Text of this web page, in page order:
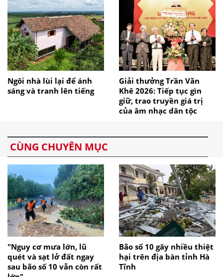
Ngôi nhà lùi lại để ánh
sáng và tranh lên tiếng
Giải thưởng Trần Văn
Khê 2026: Tiếp tục gìn
giữ, trao truyền giá trị
của âm nhạc dân tộc
CÙNG CHUYÊN MỤC
"Nguy cơ mưa lớn, lũ
quét và sạt lở đất ngay
sau bão số 10 vẫn còn rất
Bão số 10 gây nhiều thiệt
hại trên địa bàn tỉnh Hà
Tĩnh